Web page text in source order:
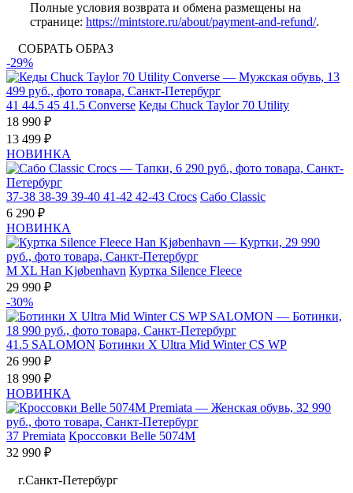
Полные условия возврата и обмена размещены на
странице: https://mintstore.ru/about/payment-and-refund/.
СОБРАТЬ ОБРАЗ
-29%
41 44.5 45 41.5 Converse Кеды Chuck Taylor 70 Utilitу
18 990 ₽
13 499 ₽
НОВИНКА
37-38 38-39 39-40 41-42 42-43 Crocs Сабо Classic
6 290 ₽
НОВИНКА
M XL Han Kjøbenhavn Куртка Silence Fleece
29 990 ₽
-30%
41.5 SALOMON Ботинки X Ultra Mid Winter CS WP
26 990 ₽
18 990 ₽
НОВИНКА
37 Premiata Кроссовки Belle 5074M
32 990 ₽
г.Санкт-Петербург